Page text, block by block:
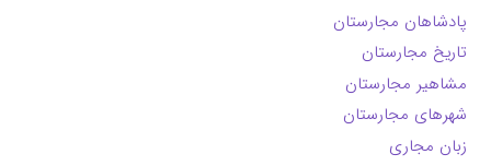
پادشاهان مجارستان
تاریخ مجارستان
مشاهیر مجارستان
شهرهای مجارستان
زبان مجاری